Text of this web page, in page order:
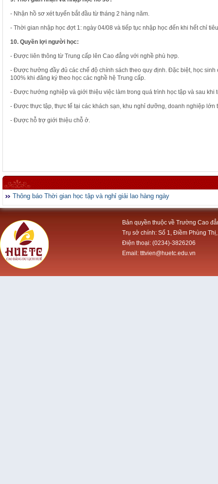
- Nhận hồ sơ xét tuyển bắt đầu từ tháng 2 hàng năm.
- Thời gian nhập học đợt 1: ngày 04/08 và tiếp tục nhập học đến khi hết chỉ
10. Quyền lợi người học:
- Được liên thông từ Trung cấp lên Cao đẳng với nghề phù hợp.
- Được hưởng đầy đủ các chế độ chính sách theo quy định. Đặc biệt, học
100% khi đăng ký theo học các nghề hệ Trung cấp.
- Được hướng nghiệp và giới thiệu việc làm trong quá trình học tập và sau khi
- Được thực tập, thực tế tại các khách sạn, khu nghỉ dưỡng, doanh nghiệp lớn
- Được hỗ trợ giới thiệu chỗ ở.
Thông báo Thời gian học tập và nghỉ giải lao hàng ngày
Bản quyền thuộc về Trường Cao
Trụ sở chính: Số 1, Điềm Phùng
Điện thoại: (0234)-3826206
Email: tttvien@huetc.edu.vn